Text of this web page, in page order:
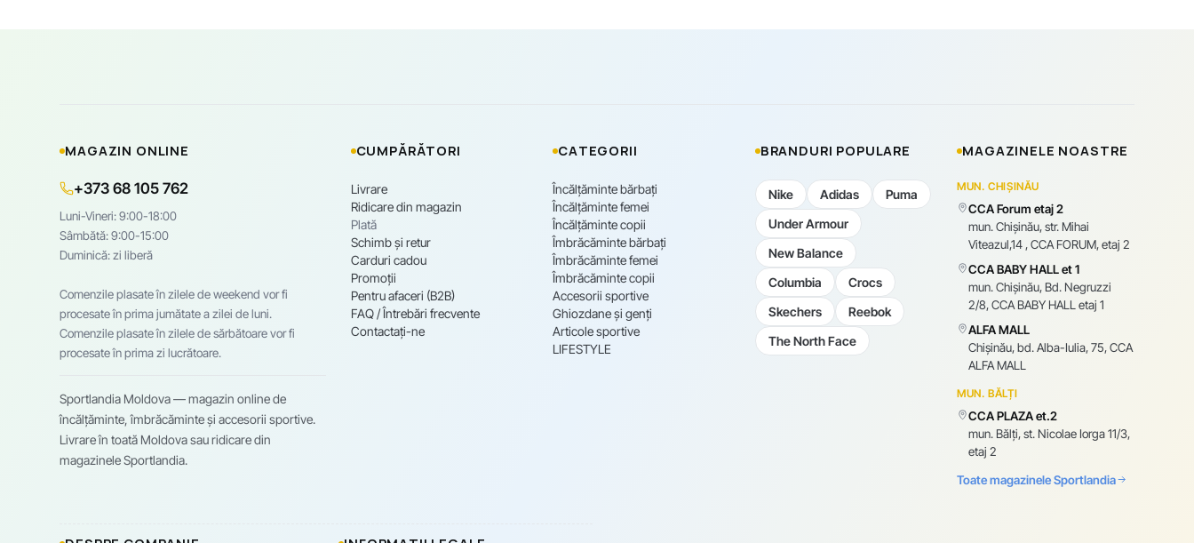
MAGAZIN ONLINE
+373 68 105 762
Luni-Vineri: 9:00-18:00
Sâmbătă: 9:00-15:00
Duminică: zi liberă
Comenzile plasate în zilele de weekend vor fi
procesate în prima jumătate a zilei de luni.
Comenzile plasate în zilele de sărbătoare vor fi
procesate în prima zi lucrătoare.
Sportlandia Moldova — magazin online de
încălțăminte, îmbrăcăminte și accesorii sportive.
Livrare în toată Moldova sau ridicare din
magazinele Sportlandia.
CUMPĂRĂTORI
Livrare
Ridicare din magazin
Plată
Schimb și retur
Carduri cadou
Promoții
Pentru afaceri (B2B)
FAQ / Întrebări frecvente
Contactați-ne
CATEGORII
Încălțăminte bărbați
Încălțăminte femei
Încălțăminte copii
Îmbrăcăminte bărbați
Îmbrăcăminte femei
Îmbrăcăminte copii
Accesorii sportive
Ghiozdane și genți
Articole sportive
LIFESTYLE
BRANDURI POPULARE
Nike Adidas
Puma
Under Armour
New Balance
Columbia
Crocs
Skechers
Reebok
The North Face
MAGAZINELE NOASTRE
MUN. CHIȘINĂU
CCA Forum etaj 2
mun. Chişinău, str. Mihai
Viteazul,14 , CCA FORUM, etaj 2
CCA BABY HALL et 1
mun. Chişinău, Bd. Negruzzi
2/8, CCA BABY HALL etaj 1
ALFA MALL
Chișinău, bd. Alba-Iulia, 75, CCA
ALFA MALL
MUN. BĂLȚI
CCA PLAZA et.2
mun. Bălți, st. Nicolae Iorga 11/3,
etaj 2
Toate magazinele Sportlandia